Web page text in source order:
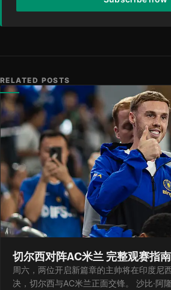
RELATED POSTS
切尔西对阵AC米兰 完整观赛指南
周六，两位开启新篇章的主帅将在印度尼
决，切尔西与AC米兰正面交锋。 沙比·阿